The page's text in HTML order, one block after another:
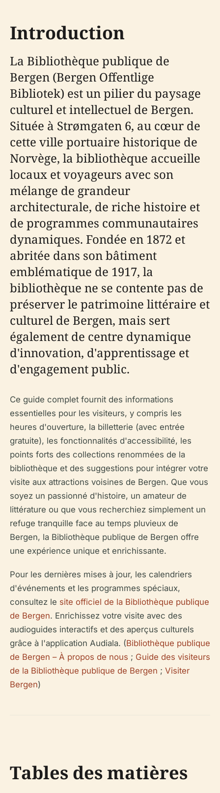
Introduction
La Bibliothèque publique de
Bergen (Bergen Offentlige
Bibliotek) est un pilier du paysage
culturel et intellectuel de Bergen.
Située à Strømgaten 6, au cœur de
cette ville portuaire historique de
Norvège, la bibliothèque accueille
locaux et voyageurs avec son
mélange de grandeur
architecturale, de riche histoire et
de programmes communautaires
dynamiques. Fondée en 1872 et
abritée dans son bâtiment
emblématique de 1917, la
bibliothèque ne se contente pas de
préserver le patrimoine littéraire et
culturel de Bergen, mais sert
également de centre dynamique
d'innovation, d'apprentissage et
d'engagement public.
Ce guide complet fournit des informations
essentielles pour les visiteurs, y compris les
heures d'ouverture, la billetterie (avec entrée
gratuite), les fonctionnalités d'accessibilité, les
points forts des collections renommées de la
bibliothèque et des suggestions pour intégrer votre
visite aux attractions voisines de Bergen. Que vous
soyez un passionné d'histoire, un amateur de
littérature ou que vous recherchiez simplement un
refuge tranquille face au temps pluvieux de
Bergen, la Bibliothèque publique de Bergen offre
une expérience unique et enrichissante.
Pour les dernières mises à jour, les calendriers
d'événements et les programmes spéciaux,
consultez le site officiel de la Bibliothèque publique
de Bergen. Enrichissez votre visite avec des
audioguides interactifs et des aperçus culturels
grâce à l'application Audiala. (Bibliothèque publique
de Bergen – À propos de nous ; Guide des visiteurs
de la Bibliothèque publique de Bergen ; Visiter
Bergen)
Tables des matières